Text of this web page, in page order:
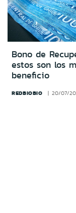
Bono de
estos son los
beneficio
REDBIOBIO 20/07/